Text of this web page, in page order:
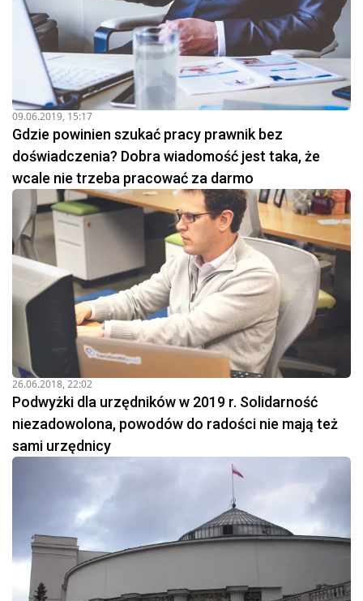
09.06.2019, 15:17
Gdzie powinien szukać pracy prawnik bez
doświadczenia? Dobra wiadomość jest taka, że
wcale nie trzeba pracować za darmo
26.06.2018, 22:02
Podwyżki dla urzędników w 2019 r. Solidarność
niezadowolona, powodów do radości nie mają też
sami urzędnicy